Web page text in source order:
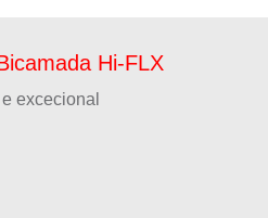
Hi-FLX
excecional